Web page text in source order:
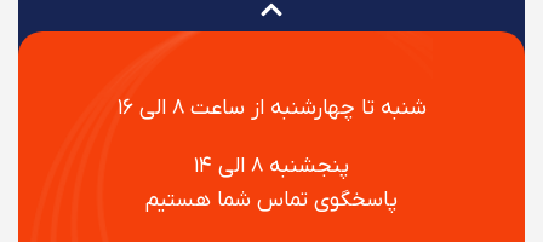
شنبه تا چهارشنبه از ساعت ۸ الی ۱۶
پنجشنبه ۸ الی ۱۴
پاسخگوی تماس شما هستیم